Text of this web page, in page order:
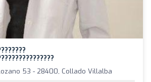
53 - 28400, Collado Villalba